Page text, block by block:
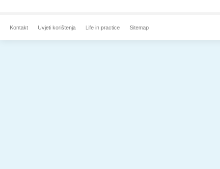
Kontakt Uvjeti korištenja Life in practice Sitemap